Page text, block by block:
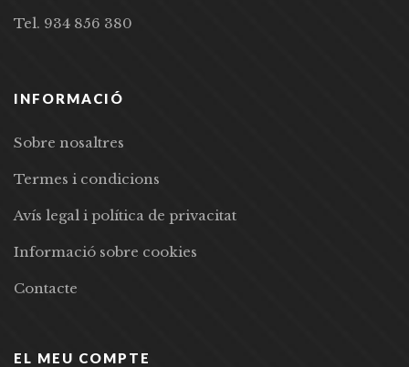
Tel. 934 856 380
INFORMACIÓ
Sobre nosaltres
Termes i condicions
Avís legal i política de privacitat
Informació sobre cookies
Contacte
EL MEU COMPTE